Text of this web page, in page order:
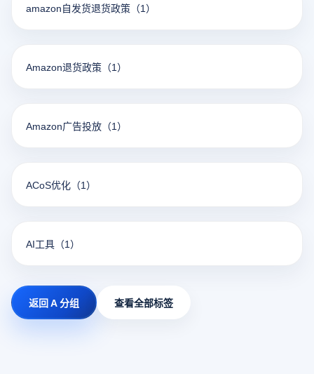
amazon自发货退货政策 （1）
Amazon退货政策 （1）
Amazon广告投放 （1）
ACoS优化 （1）
AI工具 （1）
返回 A 分组 查看全部标签